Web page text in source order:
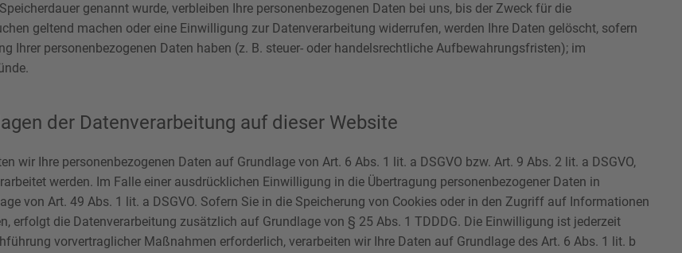
genannt wurde, verbleiben Ihre personenbezogenen Daten bei uns, bis der Zweck für die
geltend machen oder eine Einwilligung zur Datenverarbeitung widerrufen, werden Ihre Daten gelöscht, sofern
Ihrer personenbezogenen Daten haben (z. B. steuer- oder handelsrechtliche Aufbewahrungsfristen); im
der Datenverarbeitung auf dieser Website
wir Ihre personenbezogenen Daten auf Grundlage von Art. 6 Abs. 1 lit. a DSGVO bzw. Art. 9 Abs. 2 lit. a DSGVO,
werden. Im Falle einer ausdrücklichen Einwilligung in die Übertragung personenbezogener Daten in
von Art. 49 Abs. 1 lit. a DSGVO. Sofern Sie in die Speicherung von Cookies oder in den Zugriff auf Informationen
erfolgt die Datenverarbeitung zusätzlich auf Grundlage von § 25 Abs. 1 TDDDG. Die Einwilligung ist jederzeit
vorvertraglicher Maßnahmen erforderlich, verarbeiten wir Ihre Daten auf Grundlage des Art. 6 Abs. 1 lit. b